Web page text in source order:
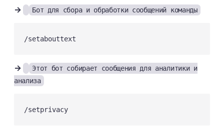
→ Бот для сбора и обработки сообщений команды
/setabouttext
→
Этот бот собирает сообщения для аналитики и
анализа
/setprivacy